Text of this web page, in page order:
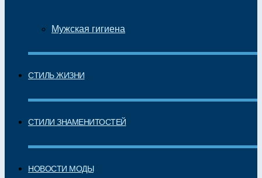
Мужская гигиена
СТИЛЬ ЖИЗНИ
СТИЛИ ЗНАМЕНИТОСТЕЙ
НОВОСТИ МОДЫ